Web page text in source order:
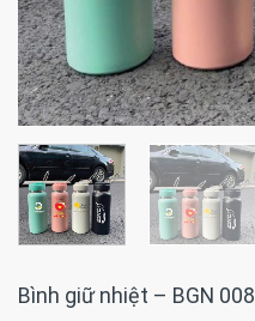
Bình giữ nhiệt – BGN 008